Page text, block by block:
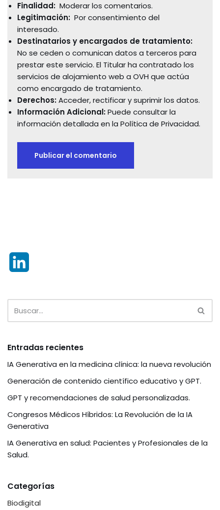
Finalidad: Moderar los comentarios.
Legitimación: Por consentimiento del
interesado.
Destinatarios y encargados de tratamiento:
No se ceden o comunican datos a terceros para
prestar este servicio. El Titular ha contratado los
servicios de alojamiento web a OVH que actúa
como encargado de tratamiento.
Derechos: Acceder, rectificar y suprimir los datos.
Información Adicional: Puede consultar la
información detallada en la Política de Privacidad.
n
k
d
I
n
Entradas recientes
IA Generativa en la medicina clínica: la nueva revolución
Generación de contenido científico educativo y GPT.
GPT y recomendaciones de salud personalizadas.
Congresos Médicos Híbridos: La Revolución de la IA
Generativa
IA Generativa en salud: Pacientes y Profesionales de la
Salud.
Categorías
Biodigital